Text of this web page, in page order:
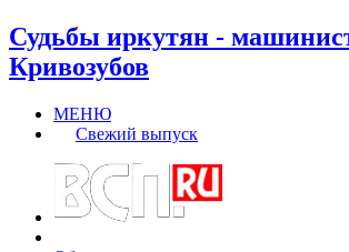
Судьбы иркутян -
Кривозубов
МЕНЮ
Свежий выпуск